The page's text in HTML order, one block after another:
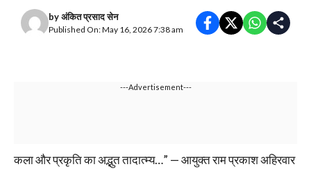
byअंकित प्रसाद सेन
Published On: May 16, 2026 7:38 am
---Advertisement---
कला और प्रकृति का अद्भुत तादात्म्य…” — आयुक्त राम प्रकाश अहिरवार